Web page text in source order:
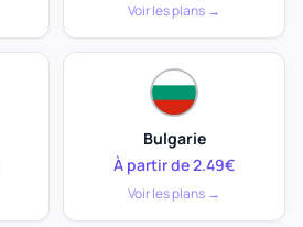
Voir les plans →
Bulgarie
À partir de 2.49€
Voir les plans →